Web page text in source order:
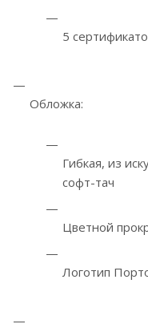
5
Обложка:
Гибкая, из
софт-тач
Цветной
Логотип